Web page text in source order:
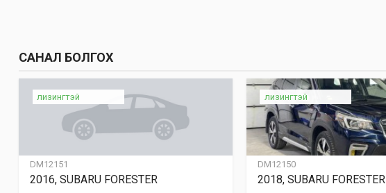
САНАЛ БОЛГОХ
DM12151
лизингтэй
2016, SUBARU FORESTER
DM12150
лизингтэй
2018, SUBARU FORESTER